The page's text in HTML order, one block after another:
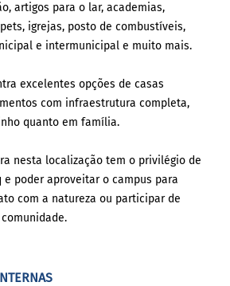
artigos para o lar, academias,
igrejas, posto de combustíveis,
e intermunicipal e muito mais.
excelentes opções de casas
com infraestrutura completa,
quanto em família.
nesta localização tem o privilégio de
e poder aproveitar o campus para
com a natureza ou participar de